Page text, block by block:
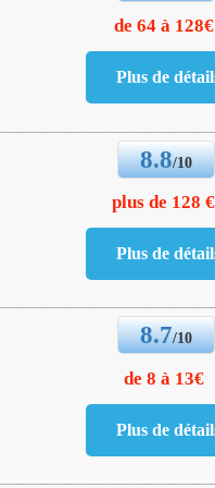
de 64 à 128€
8.8/10
plus de 128 €
8.7/10
de 8 à 13€